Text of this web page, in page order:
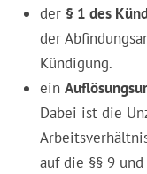
der § 1 des
der
Kündigung.
ein
Dabei ist die
auf die §§ 9